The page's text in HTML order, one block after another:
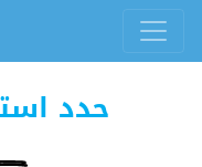
حدد